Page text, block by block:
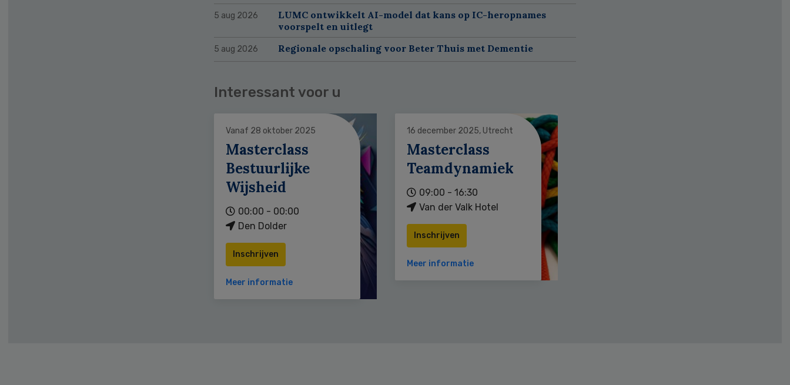
5 aug 2026
LUMC ontwikkelt AI-model dat kans op IC-heropnames
voorspelt en uitlegt
5 aug 2026 Regionale opschaling voor Beter Thuis met Dementie
Interessant voor u
Vanaf 28 oktober 2025
Masterclass
Bestuurlijke
Wijsheid
00:00 - 00:00
Den Dolder
Inschrijven
Meer informatie
16 december 2025, Utrecht
Masterclass
Teamdynamiek
09:00 - 16:30
Van der Valk Hotel
Inschrijven
Meer informatie